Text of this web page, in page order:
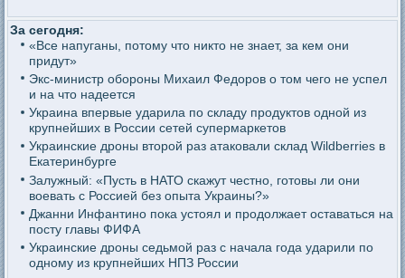
За сегодня:
«Все напуганы, потому что никто не знает, за кем они
придут»
Экс-министр обороны Михаил Федоров о том чего не успел
и на что надеется
Украина впервые ударила по складу продуктов одной из
крупнейших в России сетей супермаркетов
Украинские дроны второй раз атаковали склад Wildberries в
Екатеринбурге
Залужный: «Пусть в НАТО скажут честно, готовы ли они
воевать с Россией без опыта Украины?»
Джанни Инфантино пока устоял и продолжает оставаться на
посту главы ФИФА
Украинские дроны седьмой раз с начала года ударили по
одному из крупнейших НПЗ России